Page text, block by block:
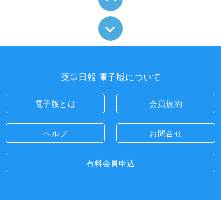
薬事日報 電子版について
電子版とは 会員規約
ヘルプ お問合せ
有料会員申込